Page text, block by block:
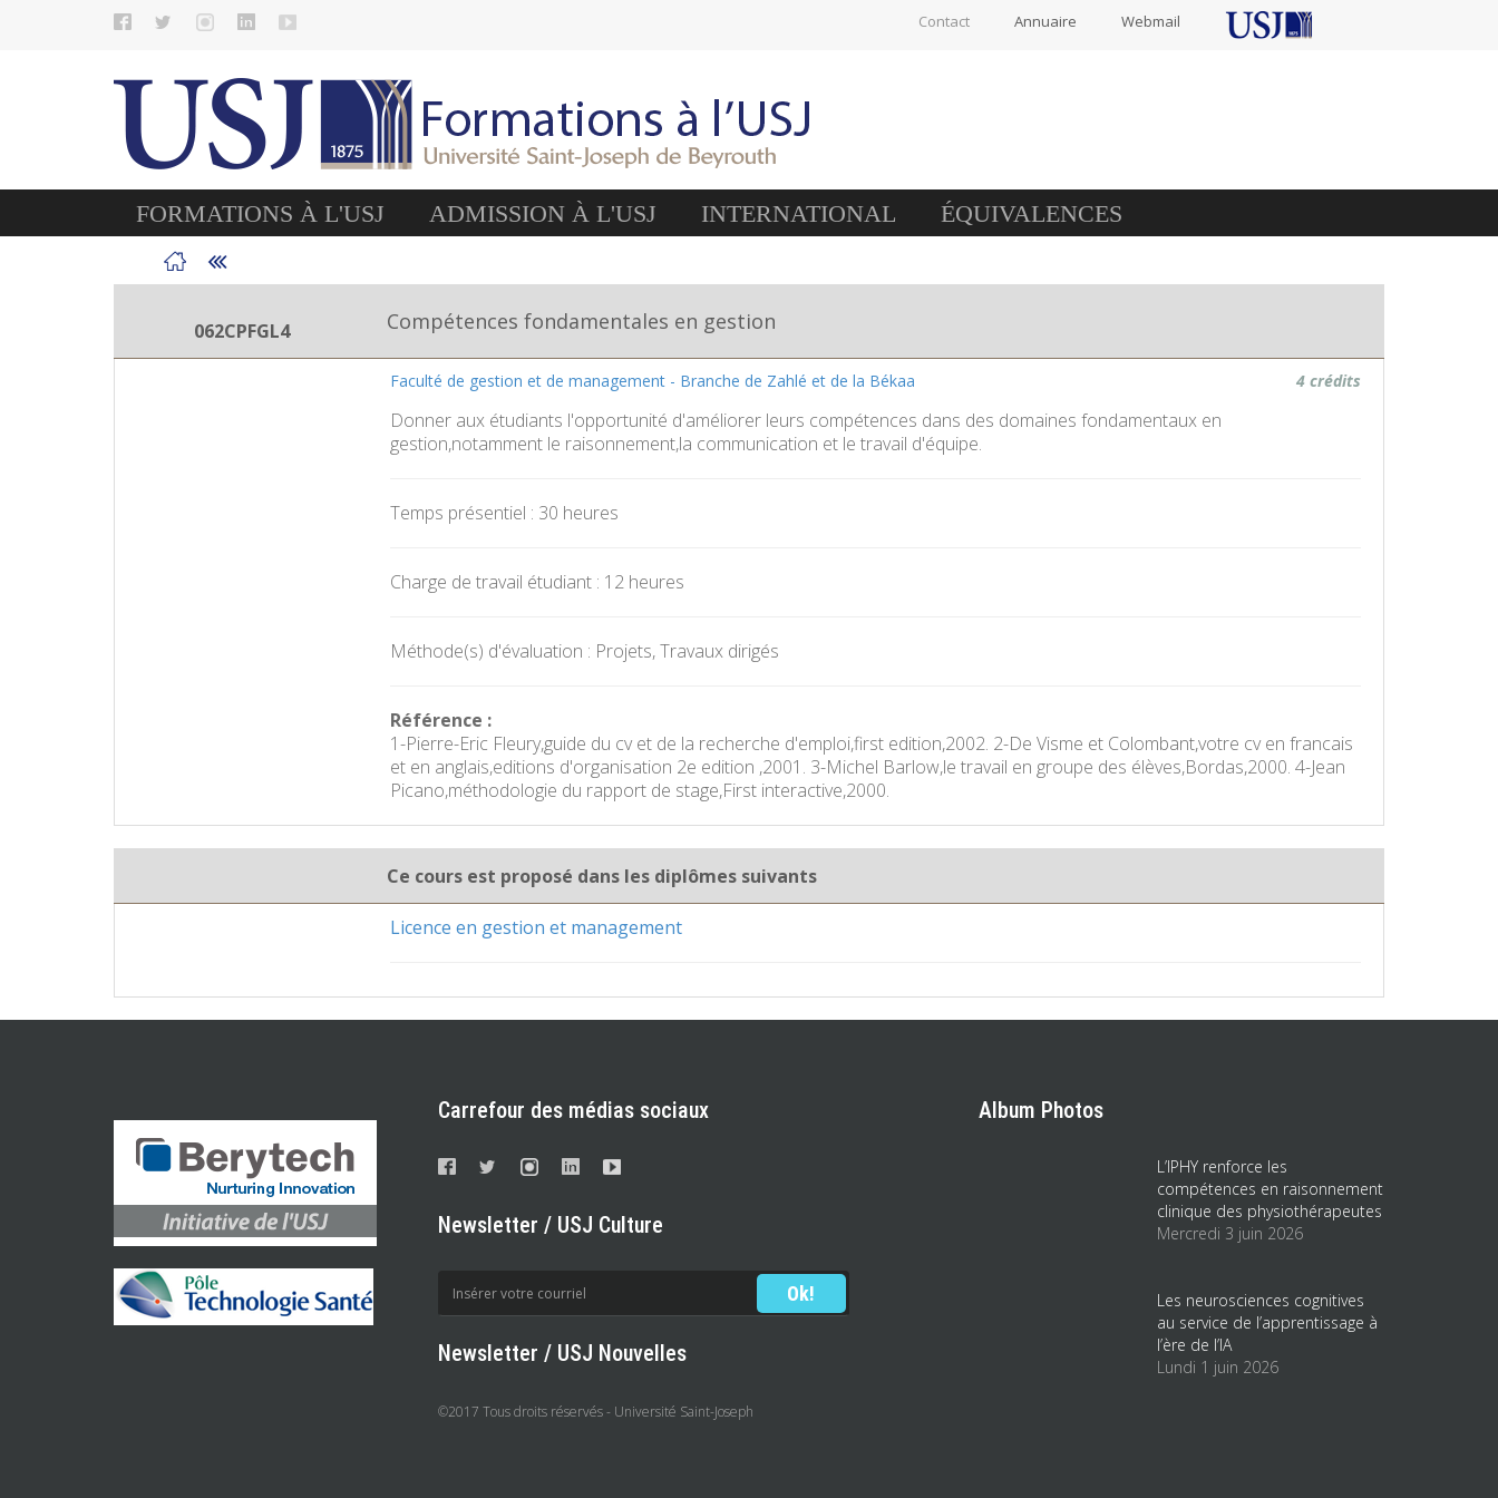
Contact Annuaire Webmail
FORMATIONS À L'USJ ADMISSION À L'USJ INTERNATIONAL ÉQUIVALENCES
062CPFGL4 Compétences fondamentales en gestion
Faculté de gestion et de management - Branche de Zahlé et de la Békaa 4 crédits
Donner aux étudiants l'opportunité d'améliorer leurs compétences dans des domaines fondamentaux en
gestion,notamment le raisonnement,la communication et le travail d'équipe.
Temps présentiel : 30 heures
Charge de travail étudiant : 12 heures
Méthode(s) d'évaluation : Projets, Travaux dirigés
Référence :
1-Pierre-Eric Fleury,guide du cv et de la recherche d'emploi,first edition,2002. 2-De Visme et Colombant,votre cv en francais
et en anglais,editions d'organisation 2e edition ,2001. 3-Michel Barlow,le travail en groupe des élèves,Bordas,2000. 4-Jean
Picano,méthodologie du rapport de stage,First interactive,2000.
Ce cours est proposé dans les diplômes suivants
Licence en gestion et management
Carrefour des médias sociaux
Newsletter / USJ Culture
Newsletter / USJ Nouvelles
©2017 Tous droits réservés - Université Saint-Joseph
Album Photos
L’IPHY renforce les
compétences en raisonnement
clinique des physiothérapeutes
Mercredi 3 juin 2026
Les neurosciences cognitives
au service de l’apprentissage à
l’ère de l’IA
Lundi 1 juin 2026